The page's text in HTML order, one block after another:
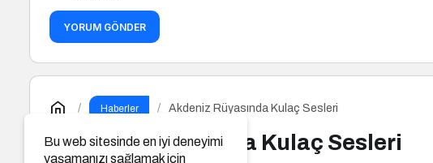
YORUM GÖNDER
Haberler Akdeniz Rüyasında Kulaç Sesleri
Akdeniz Rüyasında Kulaç Sesleri
Bu web sitesinde en iyi deneyimi
yaşamanızı sağlamak için